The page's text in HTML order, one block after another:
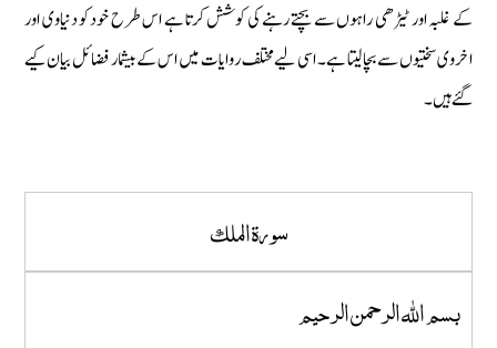
کے غلبہ اور ٹیڑھی راہوں سے بچتے رہنے کی کوشش کرتا ہے اس طرح خود کو دنیاوی اور
اخروی سختیوں سے بچا لیتا ہے۔ اسی لیے مختلف روایات میں اس کے بیشمار فضائل بیان کیے
گئے ہیں۔
سورة الملك
بسم الله الرحمن الرحيم